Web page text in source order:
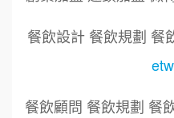
餐飲設計 餐飲規劃 餐
餐飲顧問 餐飲規劃 餐